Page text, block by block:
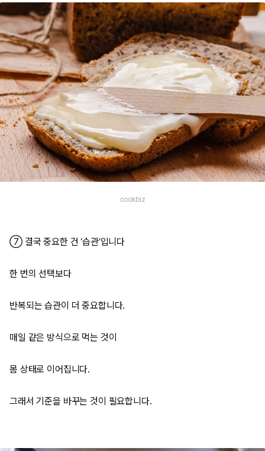
cookbiz
⑦ 결국 중요한 건 ‘습관’입니다
한 번의 선택보다
반복되는 습관이 더 중요합니다.
매일 같은 방식으로 먹는 것이
몸 상태로 이어집니다.
그래서 기준을 바꾸는 것이 필요합니다.